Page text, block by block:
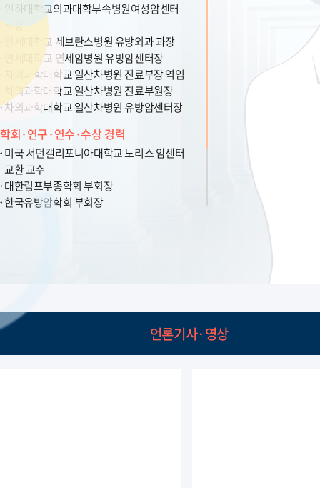
인하대학교의과대학부속병원여성암센터
소장
연세대학교 세브란스병원 유방외과 과장
연세대학교 연세암병원 유방암센터장
차의과학대학교 일산차병원 진료부장 역임
차의과학대학교 일산차병원 진료부원장
차의과학대학교 일산차병원 유방암센터장
학회·연구·연수·수상 경력
미국 서던캘리포니아대학교 노리스 암센터
교환 교수
대한림프부종학회 부회장
한국유방암학회 부회장
언론기사·영상